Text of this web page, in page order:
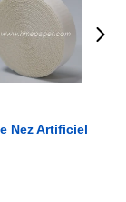
Nez Artificiel